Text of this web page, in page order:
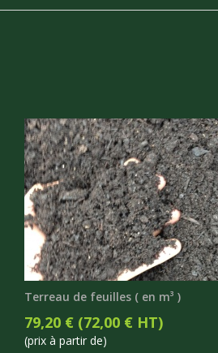
Terreau de feuilles ( en m³ )
79,20 € (72,00 € HT)
(prix à partir de)